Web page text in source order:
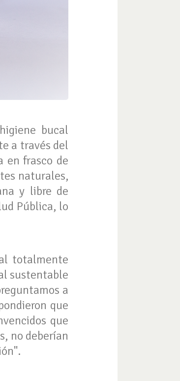
bucal
a través del
en frasco de
naturales,
y libre de
Pública, lo
totalmente
sustentable
a
que
que
no deberían